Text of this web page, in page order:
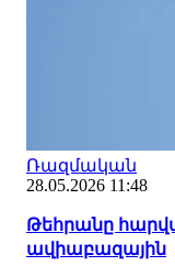
Ռազմական
28.05.2026 11:48
Թեհրանը
ավիաբազային